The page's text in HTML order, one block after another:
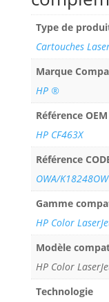
Type de
Cartouches
Marque
HP ®
Référence OEM
HP CF463X
Référence
OWA/K18248OW
Gamme
HP Color
Modèle
HP Color
Technologie